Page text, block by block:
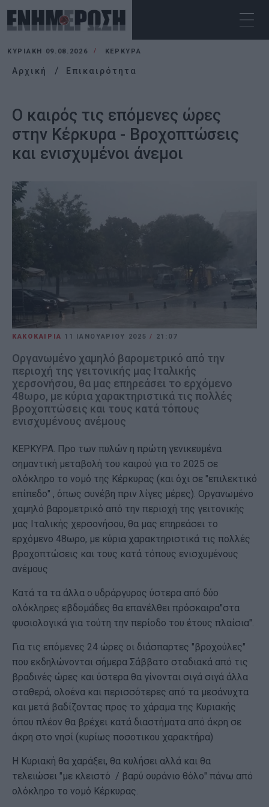
ΚΥΡΙΑΚΉ 09.08.2026 ΚΕΡΚΥΡΑ
Αρχική Επικαιρότητα
Ο καιρός τις επόμενες ώρες
στην Κέρκυρα - Βροχοπτώσεις
και ενισχυμένοι άνεμοι
ΚΑΚΟΚΑΙΡΙΑ 11 ΙΑΝΟΥΑΡΊΟΥ 2025/ 21:07
Οργανωμένο χαμηλό βαρομετρικό από την
περιοχή της γειτονικής μας Ιταλικής
χερσονήσου, θα μας επηρεάσει το ερχόμενο
48ωρο, με κύρια χαρακτηριστικά τις πολλές
βροχοπτώσεις και τους κατά τόπους
ενισχυμένους ανέμους
ΚΕΡΚΥΡΑ. Προ των πυλών η πρώτη γενικευμένα
σημαντική μεταβολή του καιρού για το 2025 σε
ολόκληρο το νομό της Κέρκυρας (και όχι σε "επιλεκτικό
επίπεδο" , όπως συνέβη πριν λίγες μέρες). Οργανωμένο
χαμηλό βαρομετρικό από την περιοχή της γειτονικής
μας Ιταλικής χερσονήσου, θα μας επηρεάσει το
ερχόμενο 48ωρο, με κύρια χαρακτηριστικά τις πολλές
βροχοπτώσεις και τους κατά τόπους ενισχυμένους
ανέμους
Κατά τα τα άλλα ο υδράργυρος ύστερα από δύο
ολόκληρες εβδομάδες θα επανέλθει πρόσκαιρα"στα
φυσιολογικά για τούτη την περίοδο του έτους πλαίσια".
Για τις επόμενες 24 ώρες οι διάσπαρτες "βροχούλες"
που εκδηλώνονται σήμερα Σάββατο σταδιακά από τις
βραδινές ώρες και ύστερα θα γίνονται σιγά σιγά άλλα
σταθερά, ολοένα και περισσότερες από τα μεσάνυχτα
και μετά βαδίζοντας προς το χάραμα της Κυριακής
όπου πλέον θα βρέχει κατά διαστήματα από άκρη σε
άκρη στο νησί (κυρίως ποσοτικου χαρακτήρα)
Η Κυριακή θα χαράξει, θα κυλήσει αλλά και θα
τελειώσει "με κλειστό / βαρύ ουράνιο θόλο" πάνω από
ολόκληρο το νομό Κέρκυρας.